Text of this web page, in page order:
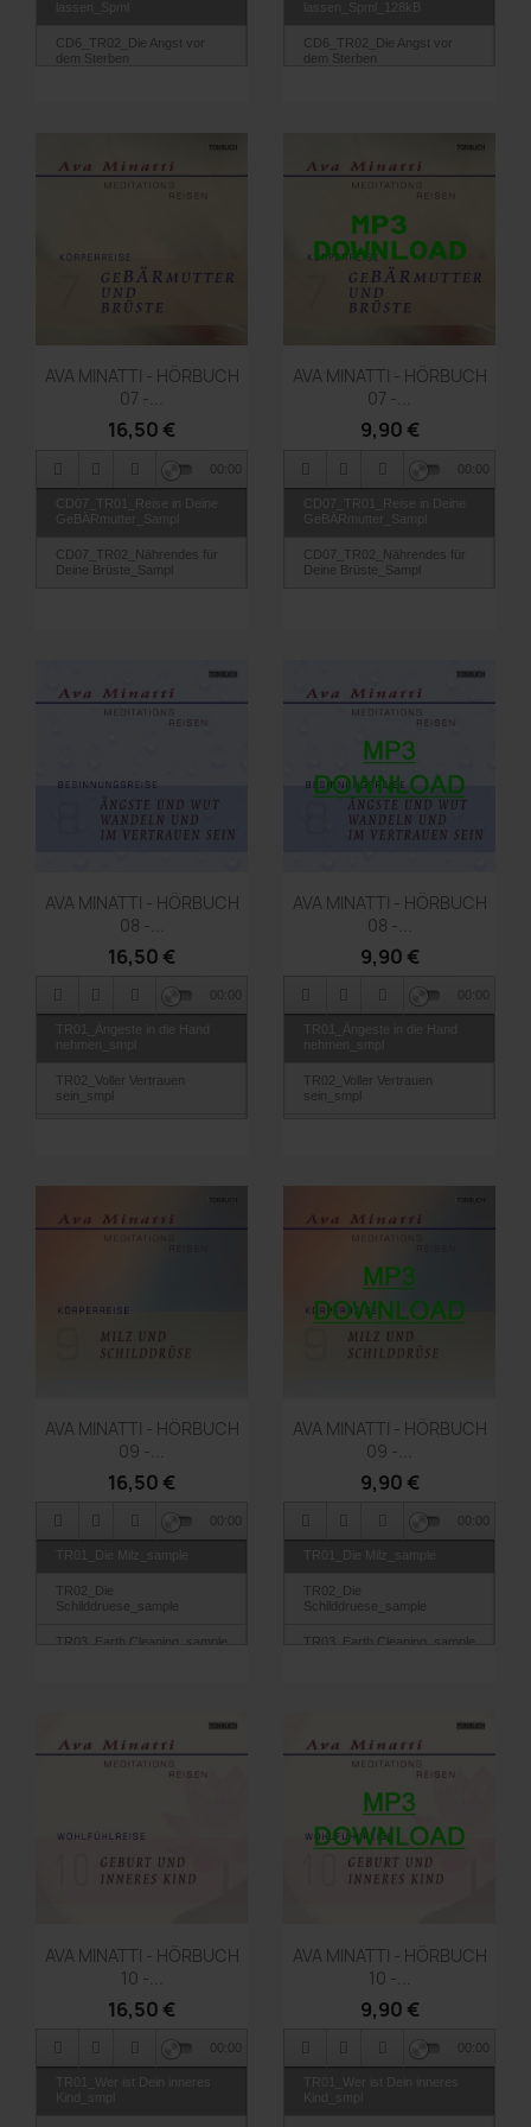
CD6_TR02_Die Angst vor
dem Sterben
CD6_TR02_Die Angst vor
dem Sterben
Vorschau
AVA MINATTI - HÖRBUCH
07 -...
16,50 €
CD07_TR01_Reise in Deine
GeBÄRmutter_Sampl
CD07_TR02_Nährendes für
Deine Brüste_Sampl
00:00
Vorschau
AVA MINATTI - HÖRBUCH
07 -...
9,90 €
CD07_TR01_Reise in Deine
GeBÄRmutter_Sampl
CD07_TR02_Nährendes für
Deine Brüste_Sampl
00:00
Vorschau
AVA MINATTI - HÖRBUCH
08 -...
16,50 €
TR01_Ängeste in die Hand
TR02_Voller Vertrauen
sein_smpl
00:00
Vorschau
AVA MINATTI - HÖRBUCH
08 -...
9,90 €
TR01_Ängeste in die Hand
TR02_Voller Vertrauen
sein_smpl
00:00
Vorschau
AVA MINATTI - HÖRBUCH
09 -...
16,50 €
TR02_Die
Schilddruese_sample
TR03_Earth Cleaning_sample
00:00
Vorschau
AVA MINATTI - HÖRBUCH
09 -...
9,90 €
TR02_Die
Schilddruese_sample
TR03_Earth Cleaning_sample
00:00
Vorschau
AVA MINATTI - HÖRBUCH
10 -...
16,50 €
TR01_Wer ist Dein inneres
Kind_smpl
00:00
Vorschau
AVA MINATTI - HÖRBUCH
10 -...
9,90 €
TR01_Wer ist Dein inneres
Kind_smpl
00:00